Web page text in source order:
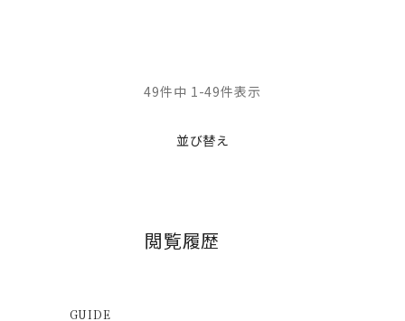
並び替え
49件中 1 -49件表示
閲覧履歴
GUIDE